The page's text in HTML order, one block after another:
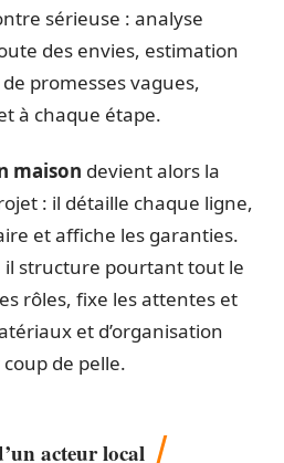
sérieuse : analyse
des envies, estimation
promesses vagues,
à chaque étape.
maison devient alors la
: il détaille chaque ligne,
et affiche les garanties.
il structure pourtant tout le
rôles, fixe les attentes et
et d’organisation
de pelle.
acteur local